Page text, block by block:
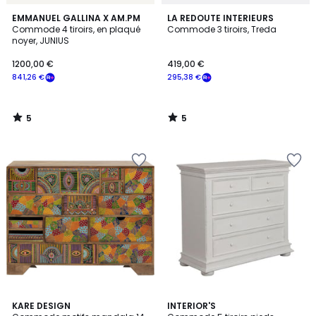
EMMANUEL GALLINA X AM.PM
Commode 4 tiroirs, en plaqué
noyer, JUNIUS
841,26 €
1200,00 €
5
/
5
5
/
LA REDOUTE INTERIEURS
Commode 3 tiroirs, Treda
295,38 €
419,00 €
5
/
5
/
KARE DESIGN
INTERIOR'S